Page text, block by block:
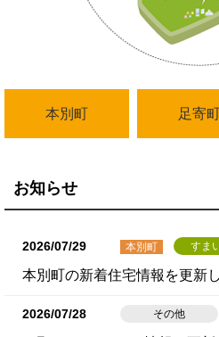
本別町 足寄
お知らせ
2026/07/29 本別町 すま
本別町の新着住宅情報を更新
2026/07/28 その他